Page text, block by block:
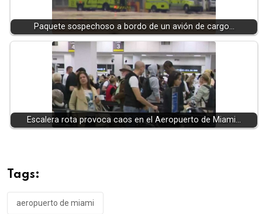
Paquete sospechoso a bordo de un avión de cargo…
Escalera rota provoca caos en el Aeropuerto de Miami…
Tags:
aeropuerto de miami